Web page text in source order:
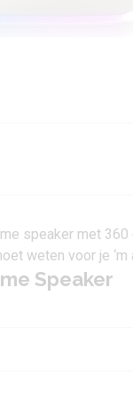
speaker met
weten voor je ‘m
Speaker